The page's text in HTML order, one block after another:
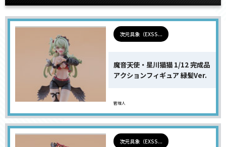
次元具象（EXSS...
魔音天使・星川猫猫 1/12 完成品
アクションフィギュア 緑髪Ver.
管理人
次元具象（EXSS...